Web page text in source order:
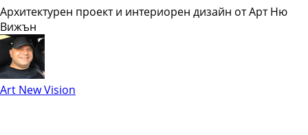
Архитектурен проект и интериорен дизайн от Арт Ню
Вижън
Art New Vision